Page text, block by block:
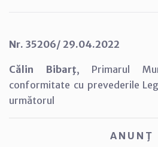
Nr. 35206/ 29.04.2022
Călin Bibarţ, Primarul
conformitate cu prevederile
următorul
A N U N Ţ